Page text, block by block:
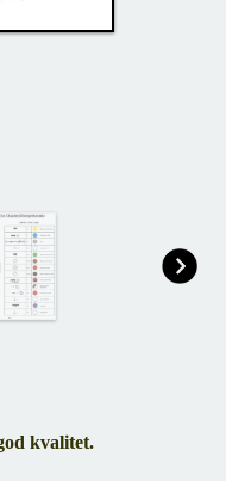
kvalitet.